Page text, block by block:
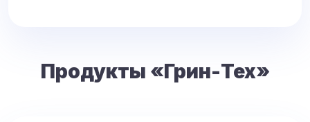
Продукты «Грин-Тех»